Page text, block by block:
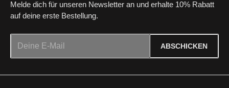
Melde dich für unseren Newsletter an und erhalte 10% Rabatt
auf deine erste Bestellung.
ABSCHICKEN
Die mit einem Stern (*) markierten Felder sind Pflichtfelder.